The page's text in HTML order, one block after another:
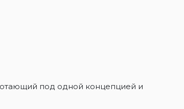
под одной концепцией и